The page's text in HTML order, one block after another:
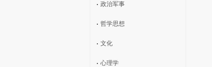
政治军事
哲学思想
文化
心理学